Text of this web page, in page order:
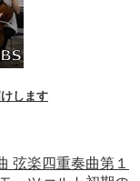
します
弦楽四重奏曲第１